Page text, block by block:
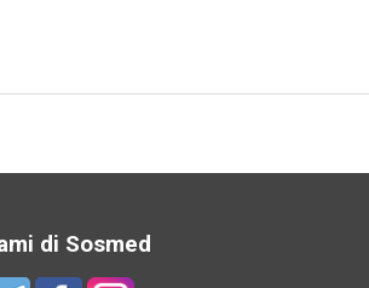
di Sosmed